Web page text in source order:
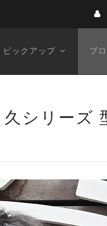
ピックアップ ブ
シリーズ